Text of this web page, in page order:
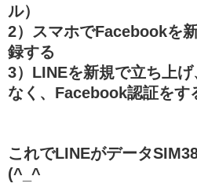
ル）
2）スマホでFacebookを
録する
3）LINEを新規で立ち上
なく、Facebook認証をす
これでLINEがデータ
(^_^